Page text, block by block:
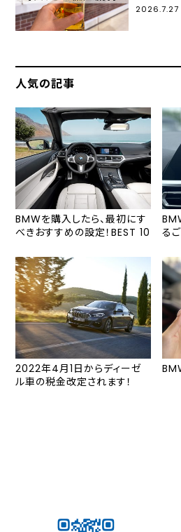
2026.7.27
人気の記事
BMWを購入したら、最初にす
べきおすすめの設定！BEST 10
る
2022年4月1日からディーゼ
ル車の税金改定されます！